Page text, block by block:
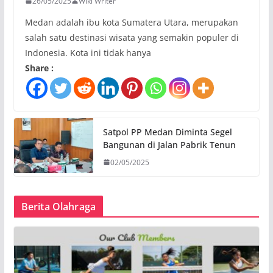
Medan adalah ibu kota Sumatera Utara, merupakan
salah satu destinasi wisata yang semakin populer di
Indonesia. Kota ini tidak hanya
Share :
Satpol PP Medan Diminta Segel
Bangunan di Jalan Pabrik Tenun
02/05/2025
Berita Olahraga